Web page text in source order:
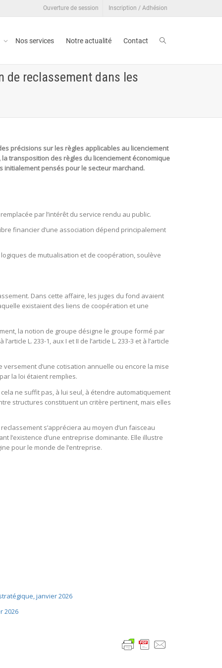
Ouverture de session Inscription / Adhésion
Nos services Notre actualité Contact
de reclassement dans les
précisions sur les règles applicables au licenciement
transposition des règles du licenciement économique
initialement pensés pour le secteur marchand.
par l’intérêt du service rendu au public.
financier d’une association dépend principalement
de mutualisation et de coopération, soulève
Dans cette affaire, les juges du fond avaient
existaient des liens de coopération et une
la notion de groupe désigne le groupe formé par
L. 233-1, aux I et II de l’article L. 233-3 et à l’article
d’une cotisation annuelle ou encore la mise
la loi étaient remplies.
ne suffit pas, à lui seul, à étendre automatiquement
structures constituent un critère pertinent, mais elles
s’appréciera au moyen d’un faisceau
l’existence d’une entreprise dominante. Elle illustre
pour le monde de l’entreprise.
janvier 2026
2026